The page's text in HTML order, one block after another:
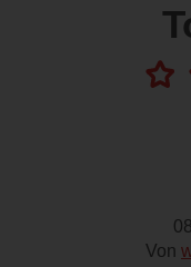
Von